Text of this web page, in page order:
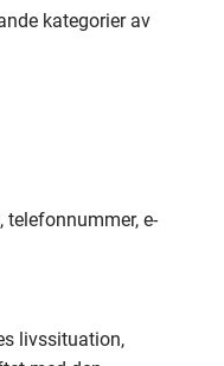
kategorier av
e-
livssituation,